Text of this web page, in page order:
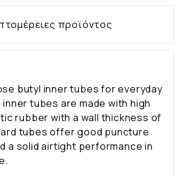
προϊόντος
butyl inner tubes for everyday
tubes are made with high
rubber with a wall thickness of
tubes offer good puncture
a solid airtight performance in